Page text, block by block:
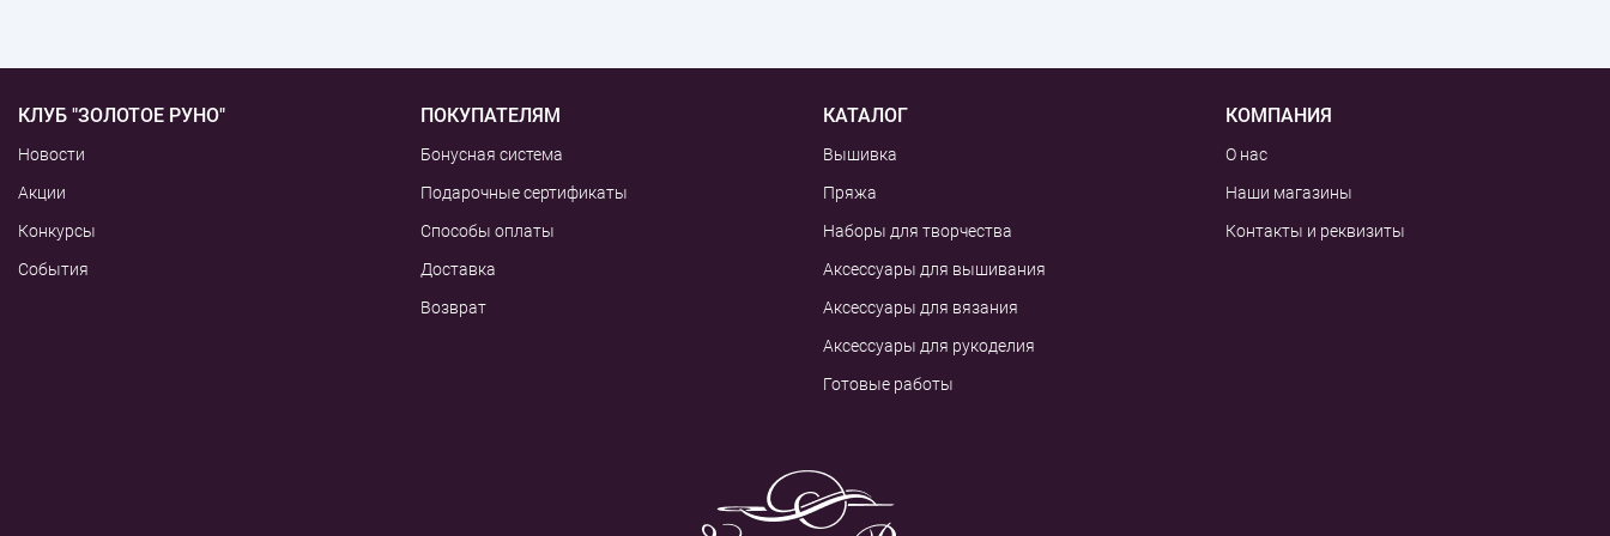
КЛУБ "ЗОЛОТОЕ РУНО"
Новости
Акции
Конкурсы
События
ПОКУПАТЕЛЯМ
Бонусная система
Подарочные сертификаты
Способы оплаты
Доставка
Возврат
КАТАЛОГ
Вышивка
Пряжа
Наборы для творчества
Аксессуары для вышивания
Аксессуары для вязания
Аксессуары для рукоделия
Готовые работы
КОМПАНИЯ
О нас
Наши магазины
Контакты и реквизиты